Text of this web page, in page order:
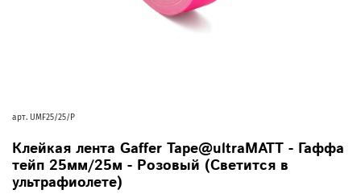
арт. UMF25/25/P
Клейкая лента Gaffer Tape@ultraMATT - Гаффа
тейп 25мм/25м - Розовый (Светится в
ультрафиолете)